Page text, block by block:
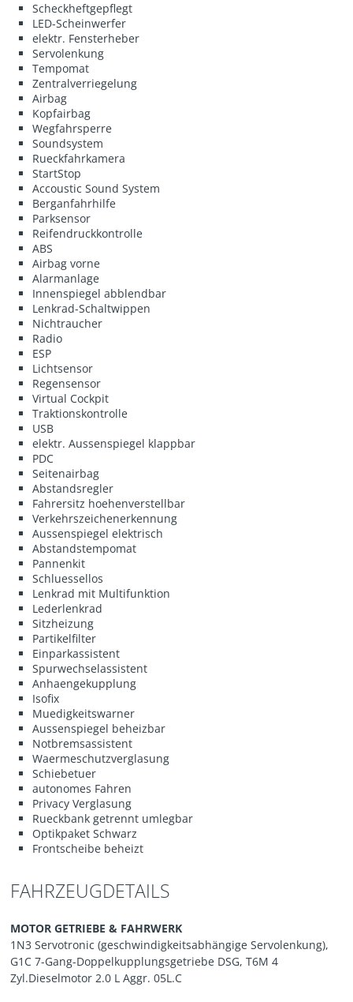
Scheckheftgepflegt
LED-Scheinwerfer
elektr. Fensterheber
Servolenkung
Tempomat
Zentralverriegelung
Airbag
Kopfairbag
Wegfahrsperre
Soundsystem
Rueckfahrkamera
StartStop
Accoustic Sound System
Berganfahrhilfe
Parksensor
Reifendruckkontrolle
ABS
Airbag vorne
Alarmanlage
Innenspiegel abblendbar
Lenkrad-Schaltwippen
Nichtraucher
Radio
ESP
Lichtsensor
Regensensor
Virtual Cockpit
Traktionskontrolle
USB
elektr. Aussenspiegel klappbar
PDC
Seitenairbag
Abstandsregler
Fahrersitz hoehenverstellbar
Verkehrszeichenerkennung
Aussenspiegel elektrisch
Abstandstempomat
Pannenkit
Schluessellos
Lenkrad mit Multifunktion
Lederlenkrad
Sitzheizung
Partikelfilter
Einparkassistent
Spurwechselassistent
Anhaengekupplung
Isofix
Muedigkeitswarner
Aussenspiegel beheizbar
Notbremsassistent
Waermeschutzverglasung
Schiebetuer
autonomes Fahren
Privacy Verglasung
Rueckbank getrennt umlegbar
Optikpaket Schwarz
Frontscheibe beheizt
FAHRZEUGDETAILS
MOTOR GETRIEBE & FAHRWERK
1N3 Servotronic (geschwindigkeitsabhängige Servolenkung),
G1C 7-Gang-Doppelkupplungsgetriebe DSG, T6M 4
Zyl.Dieselmotor 2.0 L Aggr. 05L.C